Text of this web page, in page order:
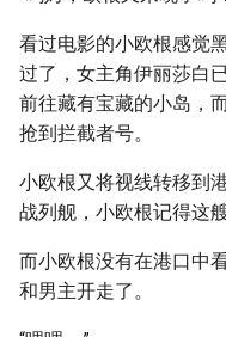
看过电影的小欧根感觉
过了，女主角伊丽莎白
前往藏有宝藏的小岛，
抢到拦截者号。
小欧根又将视线转移到
战列舰，小欧根记得这
而小欧根没有在港口中
和男主开走了。